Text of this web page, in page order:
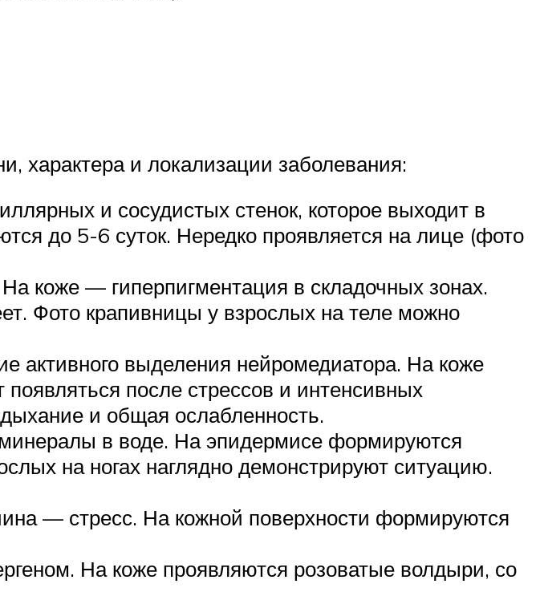
характера и локализации заболевания:
и сосудистых стенок, которое выходит в
до 5-6 суток. Нередко проявляется на лице (фото
коже — гиперпигментация в складочных зонах.
Фото крапивницы у взрослых на теле можно
активного выделения нейромедиатора. На коже
после стрессов и интенсивных
и общая ослабленность.
минералы в воде. На эпидермисе формируются
на ногах наглядно демонстрируют ситуацию.
— стресс. На кожной поверхности формируются
На коже проявляются розоватые волдыри, со